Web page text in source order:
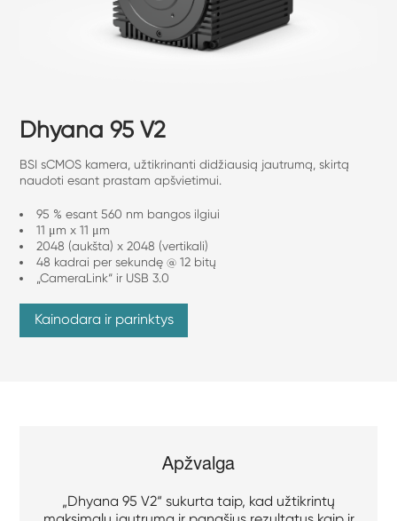
Dhyana 95 V2
BSI sCMOS kamera, užtikrinanti didžiausią jautrumą, skirtą
naudoti esant prastam apšvietimui.
95 % esant 560 nm bangos ilgiui
11 μm x 11 μm
2048 (aukšta) x 2048 (vertikali)
48 kadrai per sekundę @ 12 bitų
„CameraLink“ ir USB 3.0
Kainodara ir parinktys
Apžvalga
„Dhyana 95 V2“ sukurta taip, kad užtikrintų